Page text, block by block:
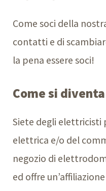
Come soci della
contatti e di
la pena essere soci!
Come si
Siete degli elettricisti
elettrica e/o del
negozio di
ed offre